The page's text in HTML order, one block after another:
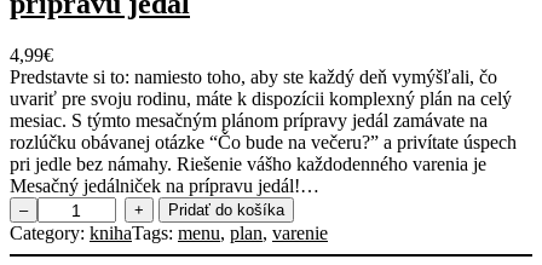
4,99€
Predstavte si to: namiesto toho, aby ste každý deň vymýšľali, čo
uvariť pre svoju rodinu, máte k dispozícii komplexný plán na celý
mesiac. S týmto mesačným plánom prípravy jedál zamávate na
rozlúčku obávanej otázke “Čo bude na večeru?” a privítate úspech
pri jedle bez námahy. Riešenie vášho každodenného varenia je
Mesačný jedálniček na prípravu jedál!…
–
m
n
o
+ Pridať do košíka
Category: knihaTags: menu, plan, varenie